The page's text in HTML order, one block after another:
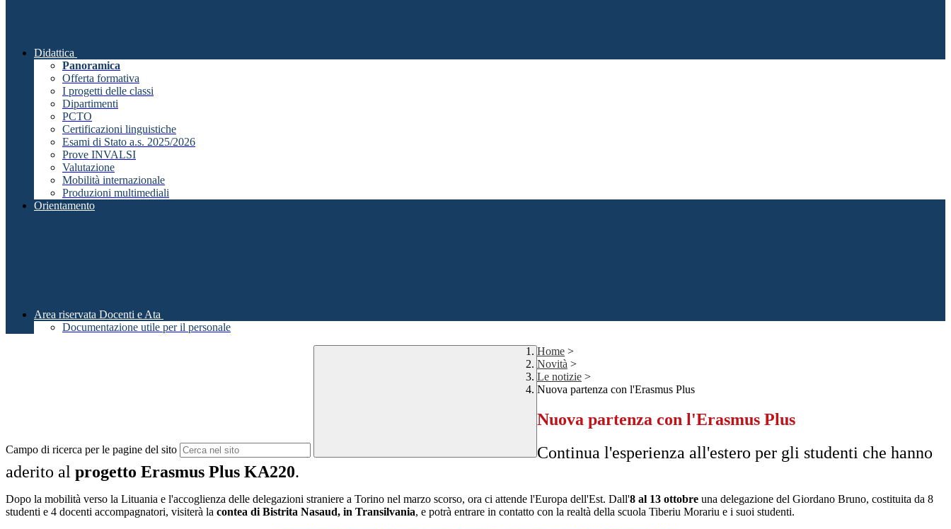
Didattica
Panoramica
Offerta formativa
I progetti delle classi
Dipartimenti
PCTO
Certificazioni linguistiche
Esami di Stato a.s. 2025/2026
Prove INVALSI
Valutazione
Mobilità internazionale
Produzioni multimediali
Orientamento
Area riservata Docenti e Ata
Documentazione utile per il personale
Campo di ricerca per le pagine del sito
Home >
Novità >
Le notizie >
Nuova partenza con l'Erasmus Plus
Nuova partenza con l'Erasmus Plus
Continua l'esperienza all'estero per gli studenti che hanno
aderito al progetto Erasmus Plus KA220.
Dopo la mobilità verso la Lituania e l'accoglienza delle delegazioni straniere a Torino nel marzo scorso, ora ci attende l'Europa dell'Est. Dall'8 al 13 ottobre una delegazione del Giordano Bruno, costituita da 8
studenti e 4 docenti accompagnatori, visiterà la contea di Bistrita Nasaud, in Transilvania, e potrà entrare in contatto con la realtà della scuola Tiberiu Morariu e i suoi studenti.